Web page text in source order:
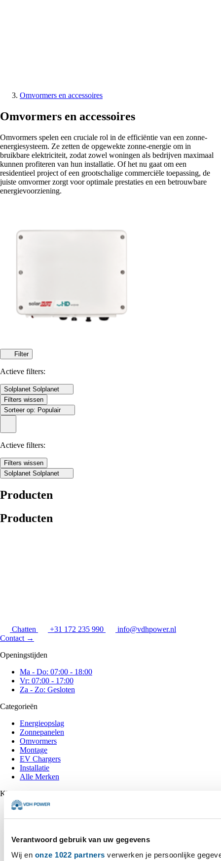
Verantwoord gebruik van uw gegevens
Wij en onze 1022 partners verwerken je persoonlijke
Omvormers en accessoires
Omvormers en accessoires
Omvormers spelen een cruciale rol in de efficiëntie van een zonne-
energiesysteem. Ze zetten de opgewekte zonne-energie om in
bruikbare elektriciteit, zodat zowel woningen als bedrijven maximaal
kunnen profiteren van hun installatie. Of het nu gaat om een
residentieel project of een grootschalige commerciële toepassing, de
juiste omvormer zorgt voor optimale prestaties en een betrouwbare
energievoorziening.
Filter
Actieve filters:
Solplanet Solplanet
Filters wissen
Sorteer op: Populair
Actieve filters:
Filters wissen
Solplanet Solplanet
Producten
Producten
Chatten +31 172 235 990
info@vdhpower.nl
Contact →
Openingstijden
Ma - Do: 07:00 - 18:00
Vr: 07:00 - 17:00
Za - Zo: Gesloten
Categorieën
Energieopslag
Zonnepanelen
Omvormers
Montage
EV Chargers
Installatie
Alle Merken
Klantenservice
Neem contact op
Veelgestelde vragen
Inkoop voorwaarden
Privacy verklaring
Cookies